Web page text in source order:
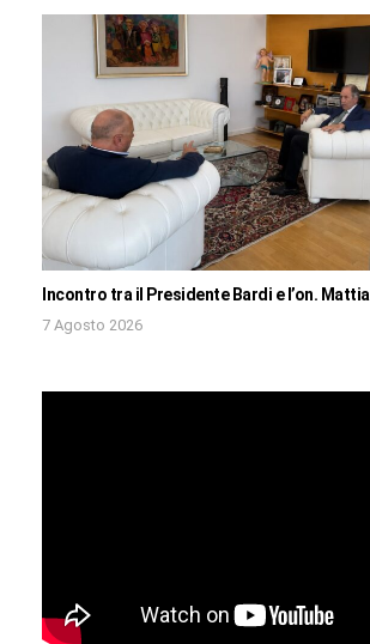
Incontro tra il Presidente Bardi e l’on. Mattia
7 Agosto 2026